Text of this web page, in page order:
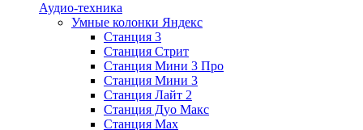
Аудио-техника
Умные колонки Яндекс
Станция 3
Станция Стрит
Станция Мини 3 Про
Станция Мини 3
Станция Лайт 2
Станция Дуо Макс
Станция Max